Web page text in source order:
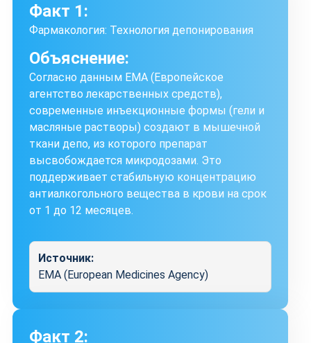
Факт 1:
Фармакология: Технология депонирования
Объяснение:
Согласно данным EMA (Европейское
агентство лекарственных средств),
современные инъекционные формы (гели и
масляные растворы) создают в мышечной
ткани депо, из которого препарат
высвобождается микродозами. Это
поддерживает стабильную концентрацию
антиалкогольного вещества в крови на срок
от 1 до 12 месяцев.
Источник:
EMA (European Medicines Agency)
Факт 2: